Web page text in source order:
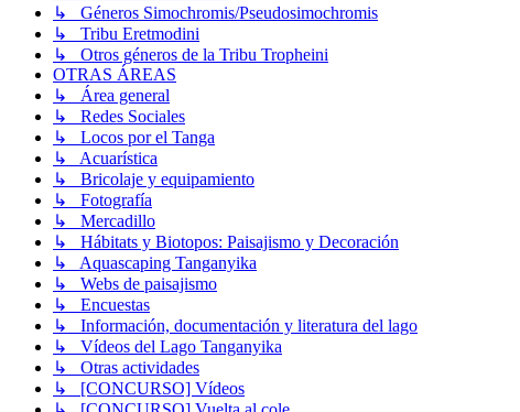
↳ Géneros Simochromis/Pseudosimochromis
↳ Tribu Eretmodini
↳ Otros géneros de la Tribu Tropheini
OTRAS ÁREAS
↳ Área general
↳ Redes Sociales
↳ Locos por el Tanga
↳ Acuarística
↳ Bricolaje y equipamiento
↳ Fotografía
↳ Mercadillo
↳ Hábitats y Biotopos: Paisajismo y Decoración
↳ Aquascaping Tanganyika
↳ Webs de paisajismo
↳ Encuestas
↳ Información, documentación y literatura del lago
↳ Vídeos del Lago Tanganyika
↳ Otras actividades
↳ [CONCURSO] Vídeos